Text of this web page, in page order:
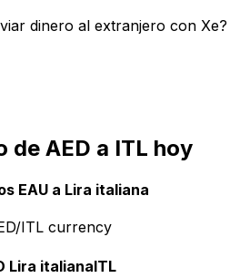
dinero al extranjero con Xe?
de AED a ITL hoy
EAU a Lira italiana
ITL currency
Lira italianaITL